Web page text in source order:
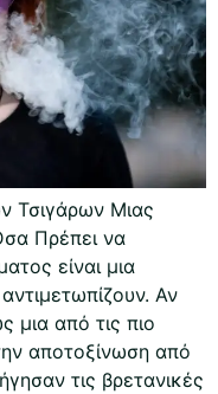
Τσιγάρων Μιας
Πρέπει να
είναι μια
Αν
μια από τις πιο
αποτοξίνωση από
τις βρετανικές